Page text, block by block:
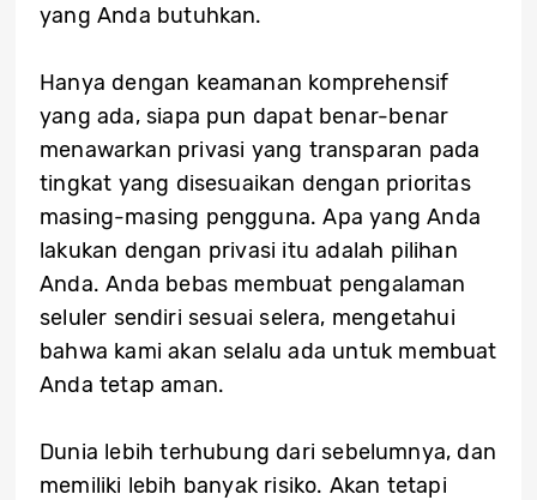
yang Anda butuhkan.
Hanya dengan keamanan komprehensif
yang ada, siapa pun dapat benar-benar
menawarkan privasi yang transparan pada
tingkat yang disesuaikan dengan prioritas
masing-masing pengguna. Apa yang Anda
lakukan dengan privasi itu adalah pilihan
Anda. Anda bebas membuat pengalaman
seluler sendiri sesuai selera, mengetahui
bahwa kami akan selalu ada untuk membuat
Anda tetap aman.
Dunia lebih terhubung dari sebelumnya, dan
memiliki lebih banyak risiko. Akan tetapi